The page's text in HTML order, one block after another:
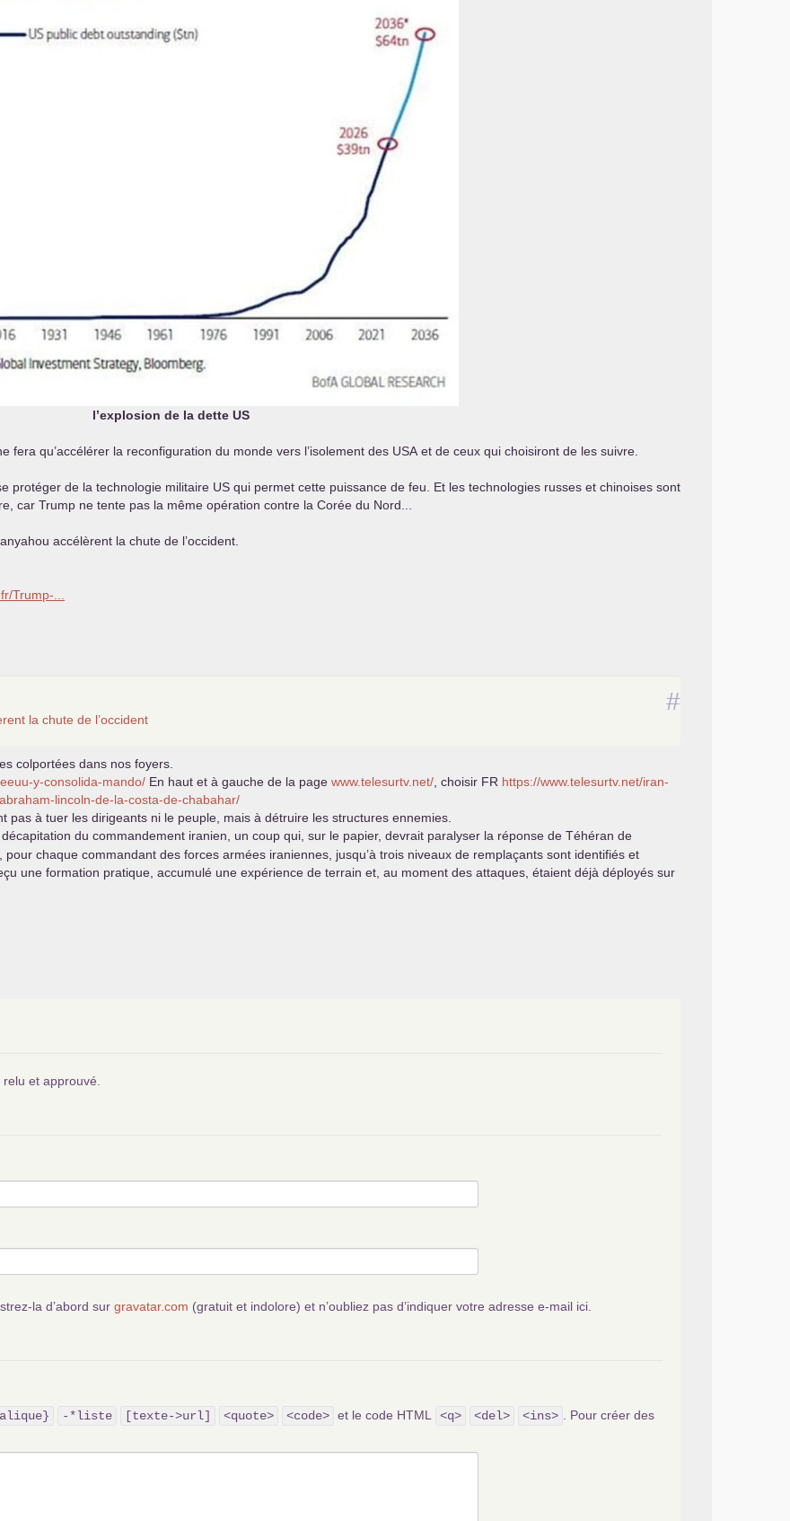
l’explosion de la dette US
fera qu’accélérer la reconfiguration du monde vers l’isolement des USA et de ceux qui choisiront de les suivre.
protéger de la technologie militaire US qui permet cette puissance de feu. Et les technologies russes et chinoises sont
car Trump ne tente pas la même opération contre la Corée du Nord...
accélèrent la chute de l’occident.
Trump-...
#
la chute de l’occident
colportées dans nos foyers.
y-consolida-mando/ En haut et à gauche de la page www.telesurtv.net/ , choisir FR https://www.telesurtv.net/iran-
lincoln-de-la-costa-de-chabahar/
pas à tuer les dirigeants ni le peuple, mais à détruire les structures ennemies.
du commandement iranien, un coup qui, sur le papier, devrait paralyser la réponse de Téhéran de
pour chaque commandant des forces armées iraniennes, jusqu’à trois niveaux de remplaçants sont identifiés et
une formation pratique, accumulé une expérience de terrain et, au moment des attaques, étaient déjà déployés sur
et approuvé.
la d’abord sur gravatar.com (gratuit et indolore) et n’oubliez pas d’indiquer votre adresse e-mail ici.
-*liste [texte->url] <quote> <code> et le code HTML <q> <del> <ins>
. Pour créer des